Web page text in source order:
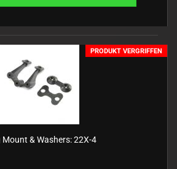
PRODUKT VERGRIFFEN
Mount & Washers: 22X-4